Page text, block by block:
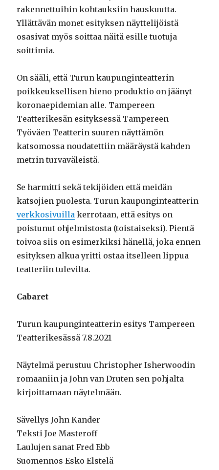
rakennettuihin kohtauksiin hauskuutta.
Yllättävän monet esityksen näyttelijöistä
osasivat myös soittaa näitä esille tuotuja
soittimia.
On sääli, että Turun kaupunginteatterin
poikkeuksellisen hieno produktio on jäänyt
koronaepidemian alle. Tampereen
Teatterikesän esityksessä Tampereen
Työväen Teatterin suuren näyttämön
katsomossa noudatettiin määräystä kahden
metrin turvaväleistä.
Se harmitti sekä tekijöiden että meidän
katsojien puolesta. Turun kaupunginteatterin
verkkosivuilla kerrotaan, että esitys on
poistunut ohjelmistosta (toistaiseksi). Pientä
toivoa siis on esimerkiksi hänellä, joka ennen
esityksen alkua yritti ostaa itselleen lippua
teatteriin tulevilta.
Cabaret
Turun kaupunginteatterin esitys Tampereen
Teatterikesässä 7.8.2021
Näytelmä perustuu Christopher Isherwoodin
romaaniin ja John van Druten sen pohjalta
kirjoittamaan näytelmään.
Sävellys John Kander
Teksti Joe Masteroff
Laulujen sanat Fred Ebb
Suomennos Esko Elstelä